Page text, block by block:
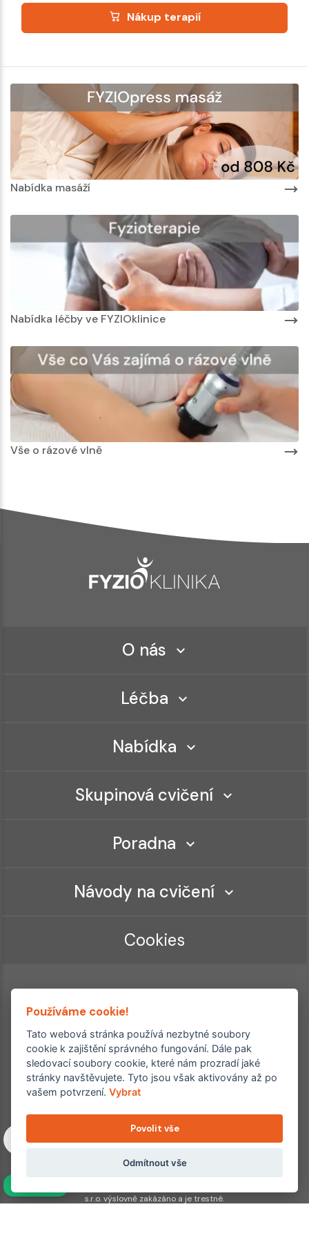
Nákup terapií
Nabídka masáží
Nabídka léčby ve FYZIOklinice
Vše o rázové vlně
O nás
Léčba
Nabídka
Skupinová cvičení
Poradna
Návody na cvičení
Cookies
Ordinace roku
Rehabilitační ordinace
2. místo – 2017/2019
Copyright © 2011–2026 FYZIOklinika s.r.o.
Machkova 1642/2, Praha 4, Jižní Město – Chodov
Všechna práva vyhrazena. Jakékoliv užití obsahu či jeho částí
s.r.o. výslovně zakázáno a je trestné.
Používáme cookie!
Tato webová stránka používá nezbytné soubory
cookie k zajištění správného fungování. Dále pak
sledovací soubory cookie, které nám prozradí jaké
stránky navštěvujete. Tyto jsou však aktivovány až po
vašem potvrzení.Vybrat
Povolit vše
Odmítnout vše